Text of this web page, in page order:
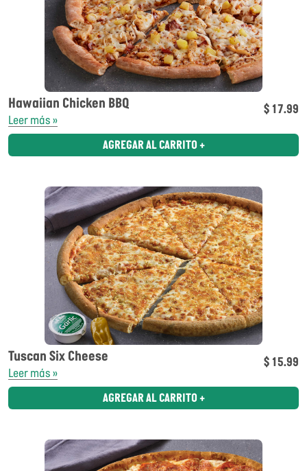
Hawaiian Chicken BBQ
Leer más »
$ 17.99
AGREGAR AL CARRITO +
Tuscan Six Cheese
Leer más »
$ 15.99
AGREGAR AL CARRITO +